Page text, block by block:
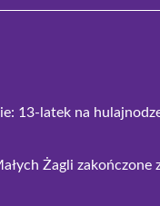
13-latek na
Żagli zakończone